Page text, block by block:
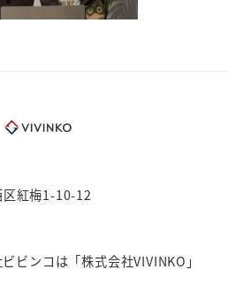
区紅梅1-10-12
ビンコは「株式会社VIVINKO」